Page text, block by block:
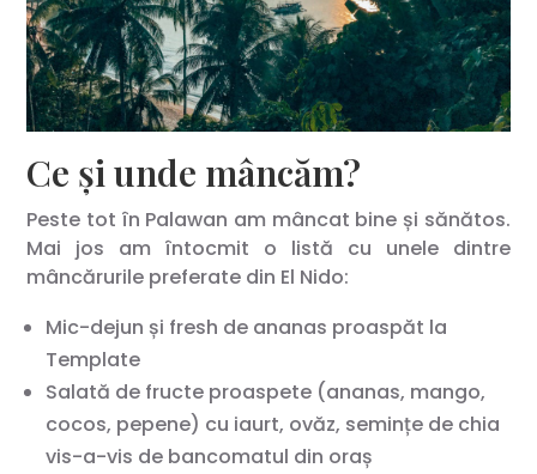
Ce și unde mâncăm?
Peste tot în Palawan am mâncat bine și sănătos.
Mai jos am întocmit o listă cu unele dintre
mâncărurile preferate din El Nido:
Mic-dejun și fresh de ananas proaspăt la
Template
Salată de fructe proaspete (ananas, mango,
cocos, pepene) cu iaurt, ovăz, semințe de chia
vis-a-vis de bancomatul din oraș